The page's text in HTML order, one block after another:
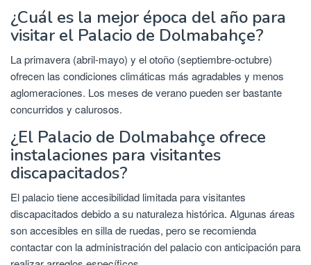
¿Cuál es la mejor época del año para
visitar el Palacio de Dolmabahçe?
La primavera (abril-mayo) y el otoño (septiembre-octubre)
ofrecen las condiciones climáticas más agradables y menos
aglomeraciones. Los meses de verano pueden ser bastante
concurridos y calurosos.
¿El Palacio de Dolmabahçe ofrece
instalaciones para visitantes
discapacitados?
El palacio tiene accesibilidad limitada para visitantes
discapacitados debido a su naturaleza histórica. Algunas áreas
son accesibles en silla de ruedas, pero se recomienda
contactar con la administración del palacio con anticipación para